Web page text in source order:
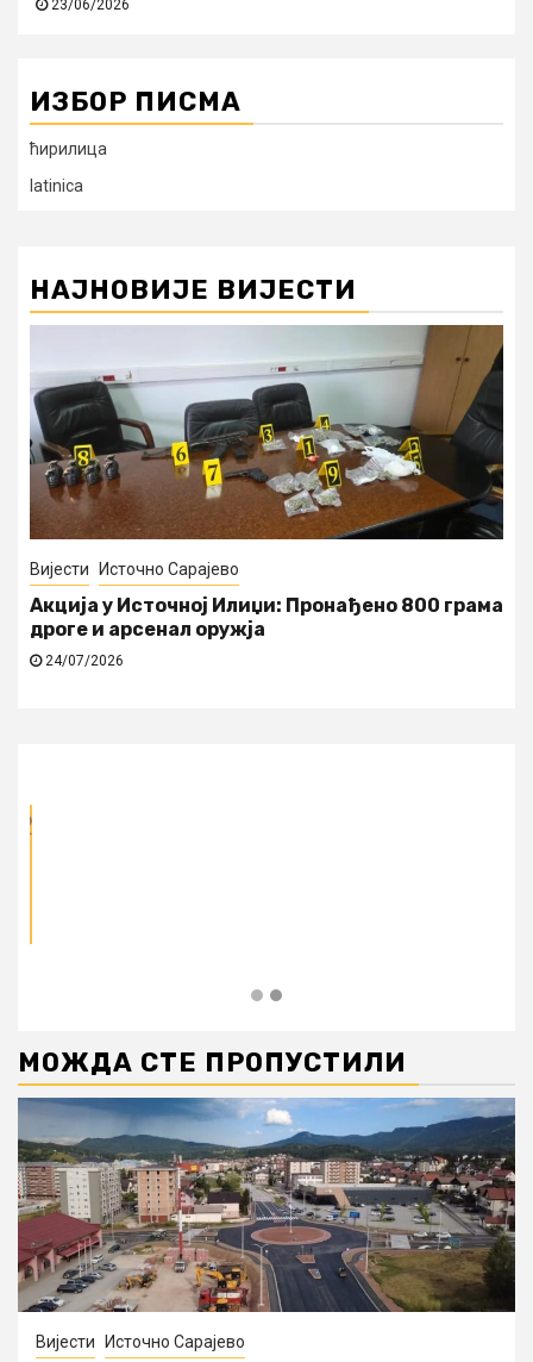
23/06/2026
ИЗБОР ПИСМА
ћирилица
latinica
НАЈНОВИЈЕ ВИЈЕСТИ
Вијести Источно Сарајево
Акција у Источној Илиџи: Пронађено 800 грама
дроге и арсенал оружја
24/07/2026
МОЖДА СТЕ ПРОПУСТИЛИ
Вијести Источно Сарајево